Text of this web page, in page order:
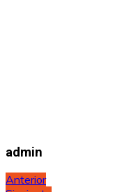
admin
Navegación
Anterior